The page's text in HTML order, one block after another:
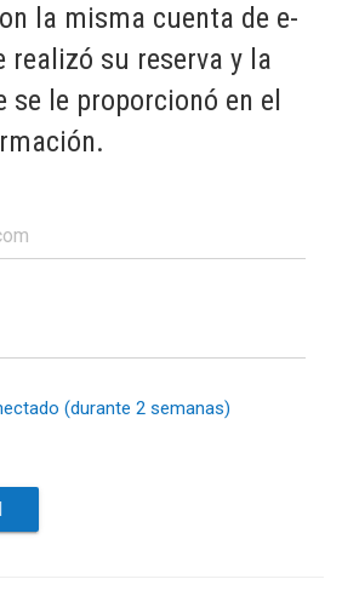
la misma cuenta de e-
realizó su reserva y la
se le proporcionó en el
(durante 2 semanas)